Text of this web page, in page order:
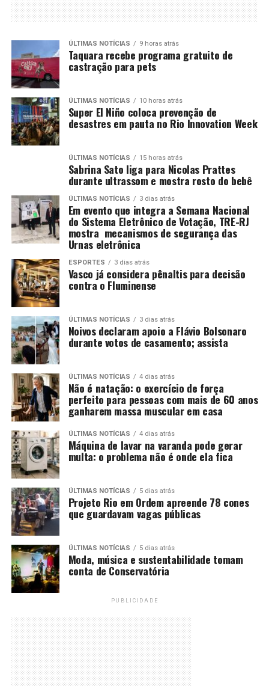
ÚLTIMAS NOTÍCIAS 9 horas atrás
Taquara recebe programa gratuito de
castração para pets
ÚLTIMAS NOTÍCIAS 10 horas atrás
Super El Niño coloca prevenção de
desastres em pauta no Rio Innovation Week
ÚLTIMAS NOTÍCIAS 15 horas atrás
Sabrina Sato liga para Nicolas Prattes
durante ultrassom e mostra rosto do bebê
ÚLTIMAS NOTÍCIAS 3 dias atrás
Em evento que integra a Semana Nacional
do Sistema Eletrônico de Votação, TRE-RJ
mostra mecanismos de segurança das
Urnas eletrônica
ESPORTES 3 dias atrás
Vasco já considera pênaltis para decisão
contra o Fluminense
ÚLTIMAS NOTÍCIAS 3 dias atrás
Noivos declaram apoio a Flávio Bolsonaro
durante votos de casamento; assista
ÚLTIMAS NOTÍCIAS 4 dias atrás
Não é natação: o exercício de força
perfeito para pessoas com mais de 60 anos
ganharem massa muscular em casa
ÚLTIMAS NOTÍCIAS 4 dias atrás
Máquina de lavar na varanda pode gerar
multa: o problema não é onde ela fica
ÚLTIMAS NOTÍCIAS 5 dias atrás
Projeto Rio em Ordem apreende 78 cones
que guardavam vagas públicas
ÚLTIMAS NOTÍCIAS 5 dias atrás
Moda, música e sustentabilidade tomam
conta de Conservatória
PUBLICIDADE